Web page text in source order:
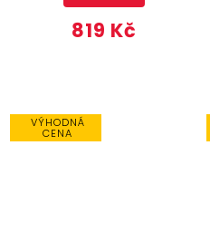
819 Kč
VÝHODNÁ
CENA